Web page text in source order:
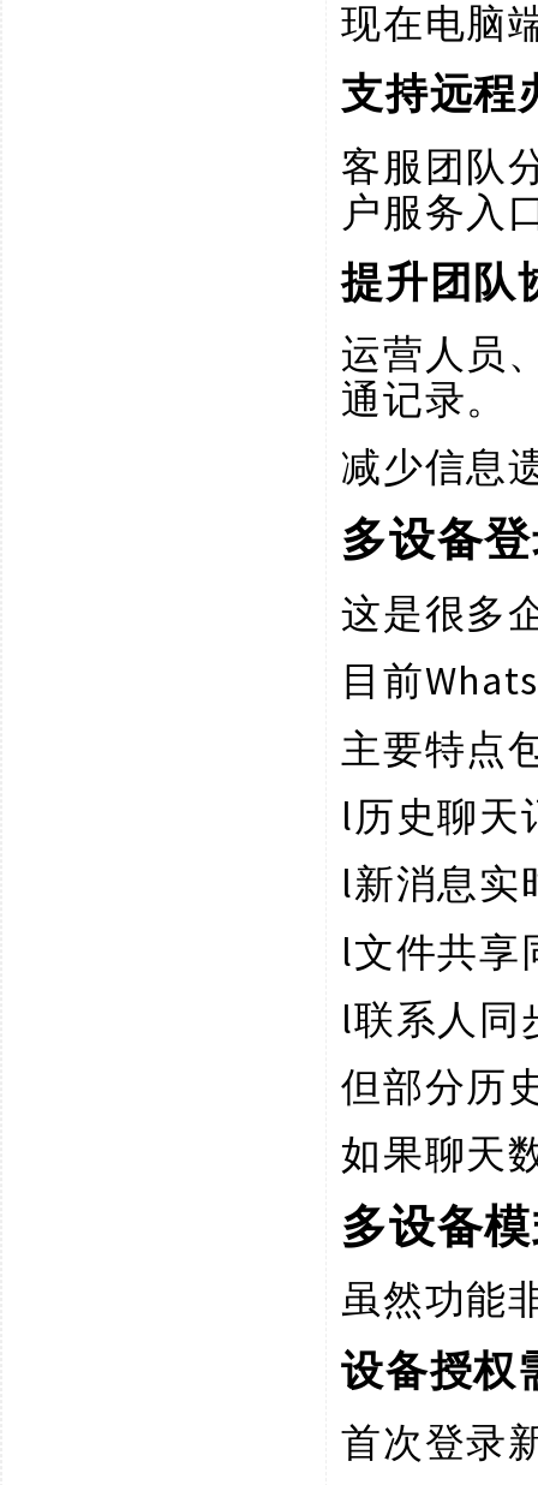
现在电脑
支持远程
客服团队
户服务入
提升团队
运营人员
通记录。
减少信息
多设备
这是很多
目前
主要特点
l历史聊天
l新消息实
l文件共享
l联系人同
但部分历
如果聊天
多设备
虽然功能
设备授权
首次登录